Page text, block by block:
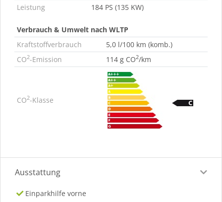
Leistung
184 PS (135 KW)
Verbrauch & Umwelt nach WLTP
Kraftstoffverbrauch
5,0 l/100 km (komb.)
CO2-Emission 114 g CO2/km
CO2-Klasse
Ausstattung
Einparkhilfe vorne